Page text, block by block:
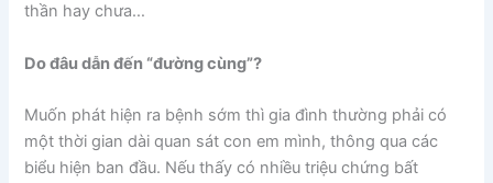
thần hay chưa…
Do đâu dẫn đến “đường cùng”?
Muốn phát hiện ra bệnh sớm thì gia đình thường phải có
một thời gian dài quan sát con em mình, thông qua các
biểu hiện ban đầu. Nếu thấy có nhiều triệu chứng bất